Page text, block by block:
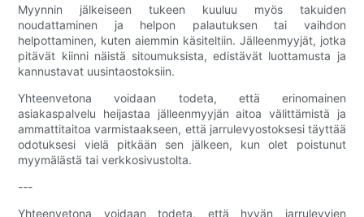
Myynnin jälkeiseen tukeen kuuluu myös takuiden
noudattaminen ja helpon palautuksen tai vaihdon
helpottaminen, kuten aiemmin käsiteltiin. Jälleenmyyjät, jotka
pitävät kiinni näistä sitoumuksista, edistävät luottamusta ja
kannustavat uusintaostoksiin.
Yhteenvetona voidaan todeta, että erinomainen
asiakaspalvelu heijastaa jälleenmyyjän aitoa välittämistä ja
ammattitaitoa varmistaakseen, että jarrulevyostoksesi täyttää
odotuksesi vielä pitkään sen jälkeen, kun olet poistunut
myymälästä tai verkkosivustolta.
---
Yhteenvetona voidaan todeta, että hyvän jarrulevyjen